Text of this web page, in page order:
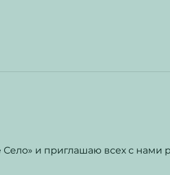
и приглашаю всех с нами